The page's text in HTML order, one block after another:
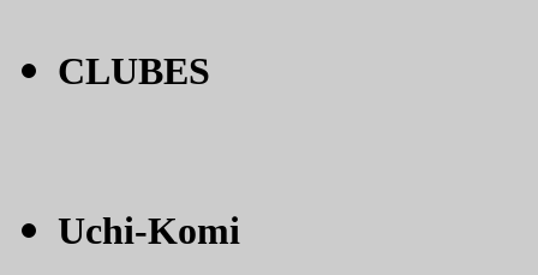
CLUBES
Uchi-Komi